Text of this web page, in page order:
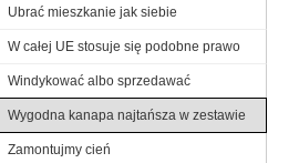
Ubrać mieszkanie jak siebie
W całej UE stosuje się podobne prawo
Windykować albo sprzedawać
Wygodna kanapa najtańsza w zestawie
Zamontujmy cień